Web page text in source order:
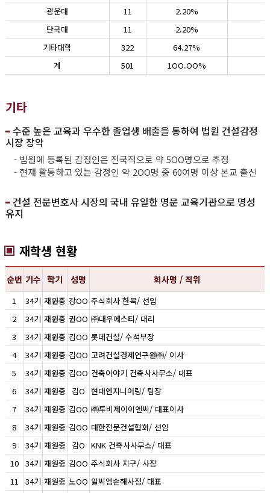
광운대
11
2.20%
단국대
11
2.20%
기타대학
322
64.27%
계
501 1OO.OO%
기타
수준 높은 교육과 우수한 졸업생 배출을 통하여 법원 건설감정
시장 장악
- 법원에 등록된 감정인은 전국적으로 약 5OO명으로 추정
- 현재 활동하고 있는 감정인 약 2OO명 중 60여명 이상 본교 출신
건설 전문변호사 시장의 국내 유일한 명문 교육기관으로 명성
유지
재학생 현황
순번 기수 학기 성명 회사명 / 직위
1 34기 재원중 강OO 주식회사 한목/ 선임
2
34기 재원중 권OO ㈜대우에스티/ 대리
3
34기 재원중 김OO 롯데건설/ 수석부장
4
34기 재원중 김OO 고려건설경제연구원㈜/ 이사
5
34기 재원중 김OO 건축이야기 건축사사무소/ 대표
6
34기 재원중 김O 현대엔지니어링/ 팀장
7
34기 재원중 김OO ㈜투비제이이엔씨/ 대표이사
8
34기 재원중 김OO 대한전문건설협회/ 선임
9
34기 재원중 김O KNK 건축사사무소/ 대표
10 34기 재원중 김OO 주식회사 지구/ 사장
11
34기 재원중 노OO 알씨엠손해사정/ 대표